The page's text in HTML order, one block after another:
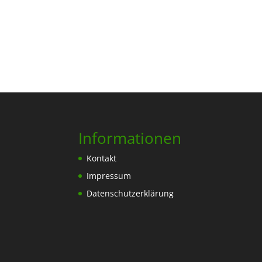
Informationen
Kontakt
Impressum
Datenschutzerklärung